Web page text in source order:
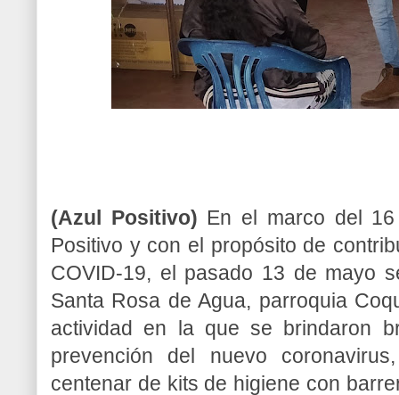
(Azul Positivo) En el marco del
Positivo y con el propósito de
COVID-19, el pasado 13 de mayo
Santa Rosa de Agua, parroquia
actividad en la que se brindaron
prevención del nuevo
centenar de kits de higiene con